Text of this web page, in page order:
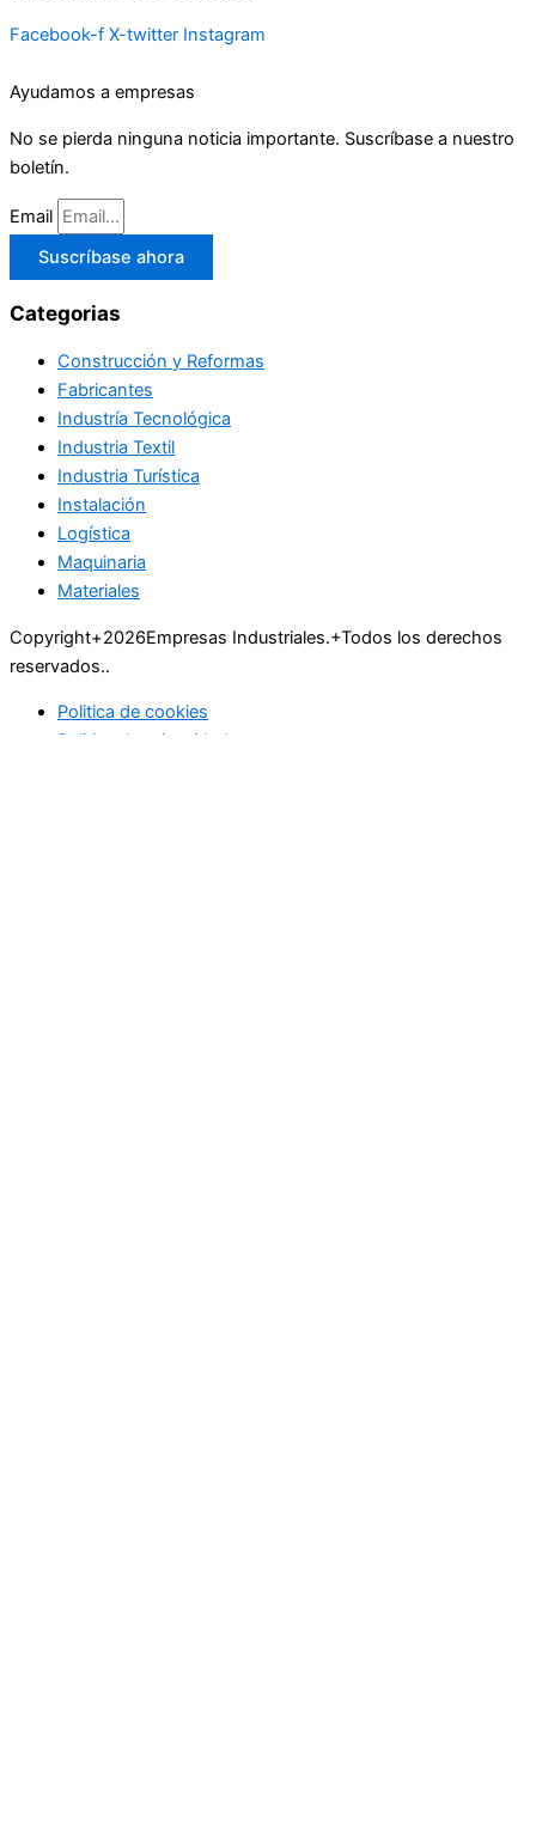
Facebook-f X-twitter Instagram
Ayudamos a empresas
No se pierda ninguna noticia importante. Suscríbase a nuestro
boletín.
Email
Suscríbase ahora
Categorias
Construcción y Reformas
Fabricantes
Industría Tecnológica
Industria Textil
Industria Turística
Instalación
Logística
Maquinaria
Materiales
Copyright+2026Empresas Industriales.+Todos los derechos
reservados..
Politica de cookies
Politica de privacidad